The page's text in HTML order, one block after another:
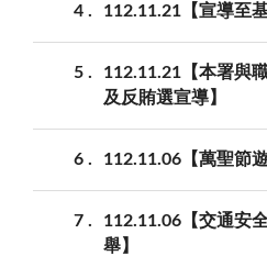
4 112.11.21【宣導至
5
112.11.21【本署與
及反賄選宣導】
6 112.11.06【萬聖節
7
112.11.06【交通安
舉】